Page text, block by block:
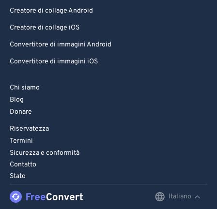
Creatore di collage Android
Creatore di collage iOS
Convertitore di immagini Android
Convertitore di immagini iOS
Chi siamo
Blog
Donare
Riservatezza
Termini
Sicurezza e conformità
Contatto
Stato
Italiano